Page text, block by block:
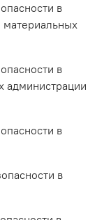
в
в
в
в